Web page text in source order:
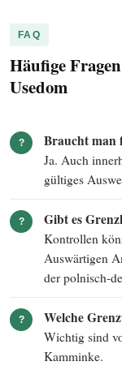
FAQ
Häufige
Usedom
? Braucht man
Ja. Auch
gültiges
? Gibt es
Kontrollen
Auswärtigen
der polnisch-
? Welche
Wichtig sind
Kamminke.